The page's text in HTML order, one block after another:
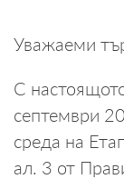
Уважаеми
С
септември
среда на
ал. 3 от